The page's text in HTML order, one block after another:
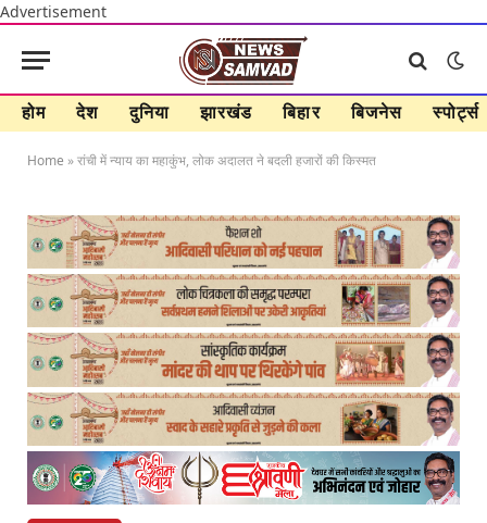
Advertisement
होम देश दुनिया झारखंड बिहार बिजनेस स्पोर्ट्स
Home »रांची में न्याय का महाकुंभ, लोक अदालत ने बदली हजारों की किस्मत